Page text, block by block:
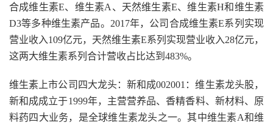
合成维生素E、维生素A、天然维生素E、维生素H和维生素
D3等多种维生素产品。2017年，公司合成维生素E系列实现
营业收入109亿元，天然维生素E系列实现营业收入28亿元，
这两大维生素系列合计营收占比达到483%。
维生素上市公司四大龙头：新和成002001：维生素龙头股，
新和成成立于1999年，主营营养品、香精香料、新材料、原
料药四大业务，是全球维生素龙头之一。其中维生素A和维